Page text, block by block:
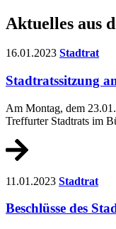
Aktuelles aus
16.01.2023 Stadtrat
Stadtratssitzung
Am Montag, dem
Treffurter Stadtrats im
11.01.2023 Stadtrat
Beschlüsse des